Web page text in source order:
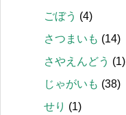
ごぼう (4)
さつまいも (14)
さやえんどう (1)
じゃがいも (38)
せり (1)